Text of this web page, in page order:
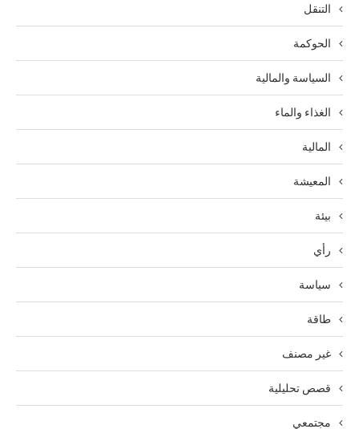
التنقل
الحوكمة
السياسة والمالية
الغذاء والماء
المالية
المعيشة
بيئة
رأي
سياسة
طاقة
غير مصنف
قصص تحليلية
مجتمعي